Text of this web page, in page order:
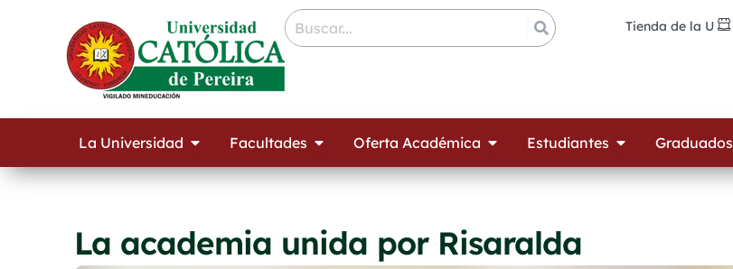
Tienda de la U
La Universidad Open La Universidad
Facultades Open Facultades
Oferta Académica Open Oferta Académica
Estudiantes Open Estudiantes
Graduados
La academia unida por Risaralda